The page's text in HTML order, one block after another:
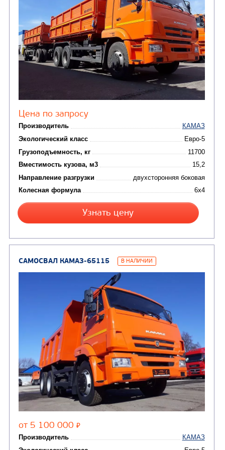
Седельные тягачи
Автофургоны(2)
Шасси(12)
АВТОБУСЫ
(3)
АВТОЦИСТЕРНЫ
Автотопливозаправщики
CHAMELEON (г. Егорьевск)
Автогудронаторы
Крано-
установки (КМУ)(36)
КОММУНАЛЬНАЯ
ТЕХНИКА
Комбинированные
Илососные машины
Каналопромывочные
Комбинированные
Мусоровозы (24)
САМОСВАЛ КАМАЗ-45143